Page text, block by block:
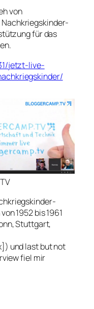
von
für das
jetzt-live-
1952 bis 1961
Stuttgart,
und last but not
fiel mir